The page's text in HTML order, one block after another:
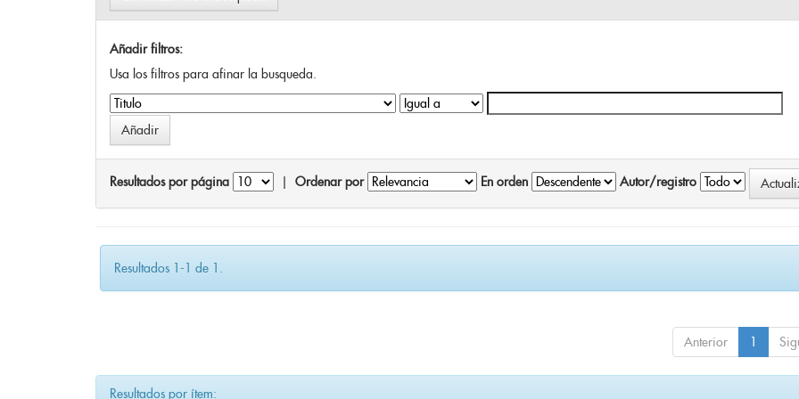
Añadir filtros:
Usa los filtros para afinar la busqueda.
Resultados por página Ordenar por En orden Autor/registro
Resultados 1-1 de 1.
Anterior 1
Resultados por ítem: